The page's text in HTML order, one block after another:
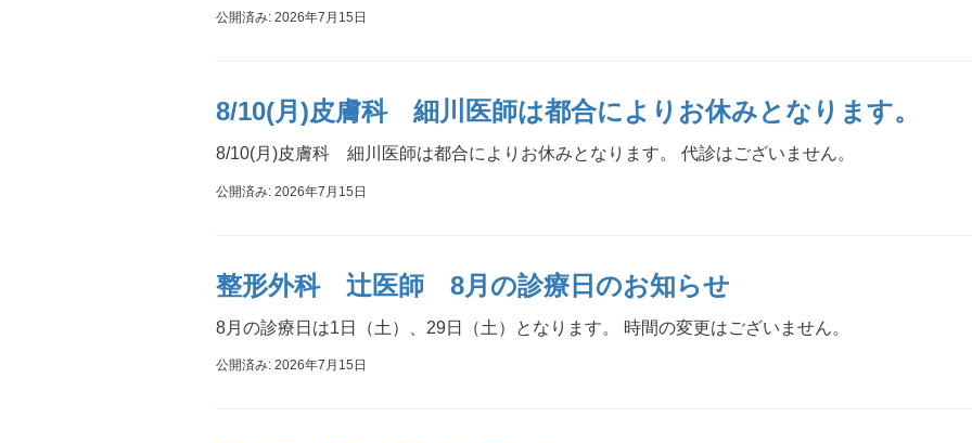
公開済み: 2026年7月15日
8/10(月)皮膚科 細川医師は都合によりお休みとなります。
8/10(月)皮膚科 細川医師は都合によりお休みとなります。 代診はございません。
公開済み: 2026年7月15日
整形外科 辻医師 8月の診療日のお知らせ
8月の診療日は1日（土）、29日（土）となります。 時間の変更はございません。
公開済み: 2026年7月15日